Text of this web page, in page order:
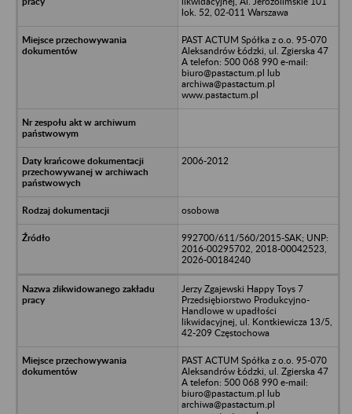
lok. 52, 02-011 Warszawa
PAST ACTUM Spółka z o.o. 95-070
Aleksandrów Łódzki, ul. Zgierska 47
A telefon: 500 068 990 e-mail:
biuro@pastactum.pl lub
archiwa@pastactum.pl
www.pastactum.pl
2006-2012
osobowa
992700/611/560/2015-SAK; UNP:
2016-00295702, 2018-00042523,
2026-00184240
Jerzy Zgajewski Happy Toys 7
Przedsiębiorstwo Produkcyjno-
Handlowe w upadłości
likwidacyjnej, ul. Kontkiewicza 13/5,
42-209 Częstochowa
PAST ACTUM Spółka z o.o. 95-070
Aleksandrów Łódzki, ul. Zgierska 47
A telefon: 500 068 990 e-mail:
biuro@pastactum.pl lub
archiwa@pastactum.pl